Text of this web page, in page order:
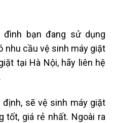
bạn đang sử dụng
nhu cầu vệ sinh máy giặt
tại Hà Nội, hãy liên hệ
sẽ vệ sinh máy giặt
tốt, giá rẻ nhất. Ngoài ra